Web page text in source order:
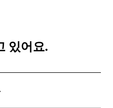
찾도록 도와주는
있어요.